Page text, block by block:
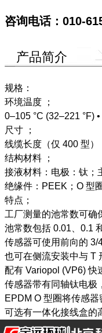
咨询电话：010-
产品简介
规格：
环境温度 ；
0–105 °C (32–221 °F)
尺寸 ；
线缆长度（仅 400 型）
结构材料 ；
接液材料：电极：钛；
绝缘件：PEEK；O 型
特点；
工厂测量的池常数可确
池常数包括 0.01、0.1
传感器可使用前向的 3/
也可在侧流安装中与 T
配有 Variopol (VP6) 快
传感器带有同轴钛电极
EPDM O 型圈将传感
可选有一体化接线盒的